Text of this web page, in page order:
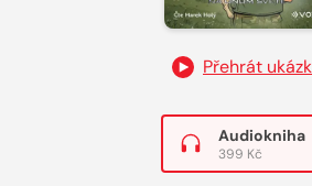
Přehrát
Audiokniha
399 Kč